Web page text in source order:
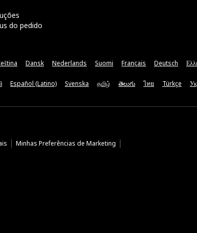
do pedido
Dansk Nederlands Suomi Français Deutsch
Español (Latino) Svenska தமிழ் తెలుగు ไทย Türkçe
Minhas Preferências de Marketing